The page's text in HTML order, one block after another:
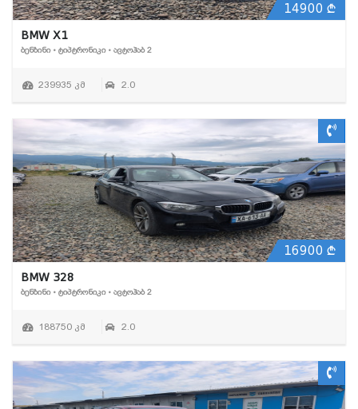
14900
BMW X1
ᲑᲔᲜᲖᲘᲜᲘ • ᲢᲘᲞᲢᲠᲝᲜᲘᲙᲘ • ᲐᲕᲢᲝᲰᲐᲑ 2
239935 კმ 2.0
16900
BMW 328
ᲑᲔᲜᲖᲘᲜᲘ • ᲢᲘᲞᲢᲠᲝᲜᲘᲙᲘ • ᲐᲕᲢᲝᲰᲐᲑ 2
188750 კმ 2.0